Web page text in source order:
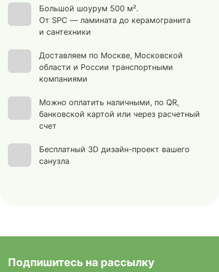
Большой шоурум 500 м².
От SPC — ламината до керамогранита
и сантехники
Доставляем по Москве, Московской
области и России транспортными
компаниями
Можно оплатить наличными, по QR,
банковской картой или через расчетный
счет
Бесплатный 3D дизайн-проект вашего
санузла
Подпишитесь на рассылку